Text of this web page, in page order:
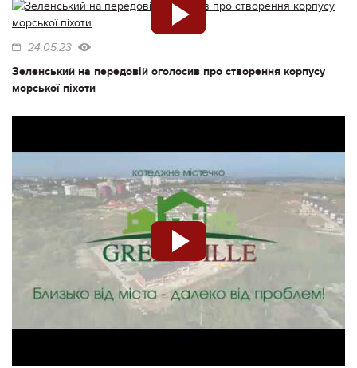
24.05.23
Зеленський на передовій оголосив про створення корпусу
морської піхоти